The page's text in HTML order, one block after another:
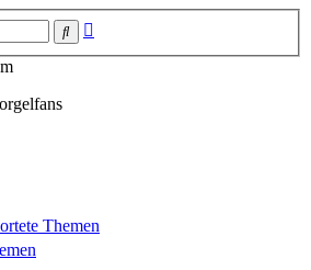
Suche
Themen